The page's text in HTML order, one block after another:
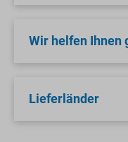
Wir helfen Ihnen
Lieferländer